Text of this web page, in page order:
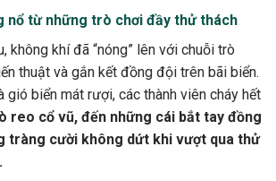
nổ từ những trò chơi đầy thử thách
không khí đã “nóng” lên với chuỗi trò
thuật và gắn kết đồng đội trên bãi biển.
gió biển mát rượi, các thành viên cháy hết
reo cổ vũ, đến những cái bắt tay đồng
tràng cười không dứt khi vượt qua thử